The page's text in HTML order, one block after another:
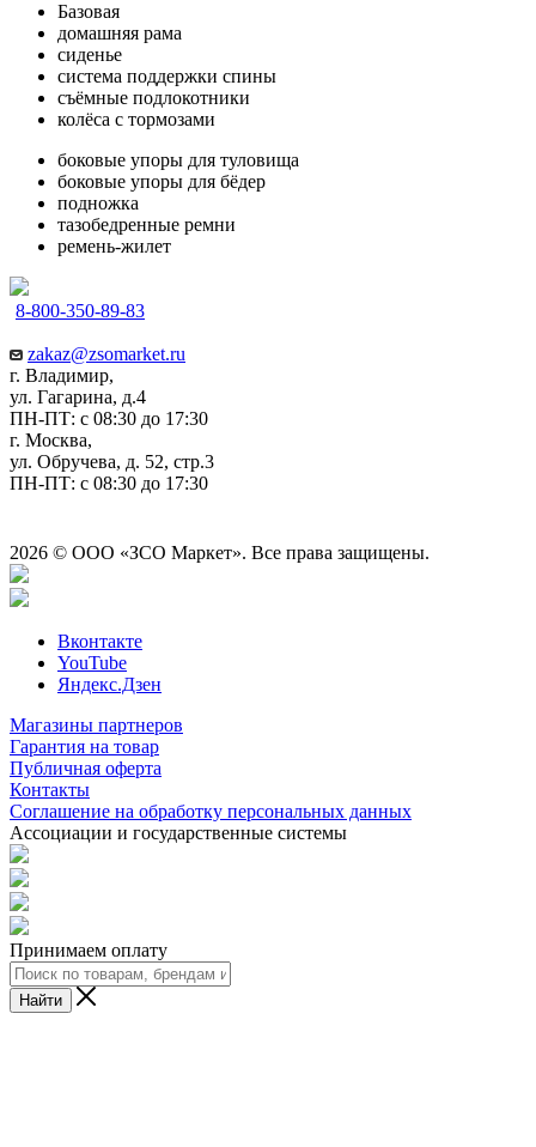
Базовая
домашняя рама
сиденье
система поддержки спины
съёмные подлокотники
колёса с тормозами
боковые упоры для туловища
боковые упоры для бёдер
подножка
тазобедренные ремни
ремень-жилет
8-800-350-89-83
zakaz@zsomarket.ru
г. Владимир,
ул. Гагарина, д.4
ПН-ПТ: с 08:30 до 17:30
г. Москва,
ул. Обручева, д. 52, стр.3
ПН-ПТ: с 08:30 до 17:30
2026 © ООО «ЗСО Маркет». Все права защищены.
Вконтакте
YouTube
Яндекс.Дзен
Магазины партнеров
Гарантия на товар
Публичная оферта
Контакты
Соглашение на обработку персональных данных
Ассоциации и государственные системы
Принимаем оплату
Найти